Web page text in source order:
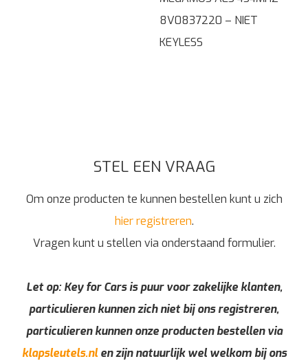
8V0837220 – NIET
KEYLESS
STEL EEN VRAAG
Om onze producten te kunnen bestellen kunt u zich
hier registreren.
Vragen kunt u stellen via onderstaand formulier.
Let op: Key for Cars is puur voor zakelijke klanten,
particulieren kunnen zich niet bij ons registreren,
particulieren kunnen onze producten bestellen via
klapsleutels.nlen zijn natuurlijk wel welkom bij ons